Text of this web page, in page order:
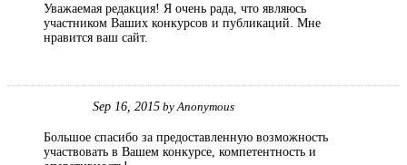
Уважаемая редакция! Я очень рада, что являюсь
участником Ваших конкурсов и публикаций. Мне
нравится ваш сайт.
Sep 16, 2015 by Anonymous
Большое спасибо за предоставленную возможность
участвовать в Вашем конкурсе, компетентность и